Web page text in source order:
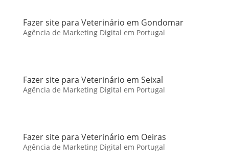
Fazer site para Veterinário em Gondomar
Agência de Marketing Digital em Portugal
Fazer site para Veterinário em Seixal
Agência de Marketing Digital em Portugal
Fazer site para Veterinário em Oeiras
Agência de Marketing Digital em Portugal